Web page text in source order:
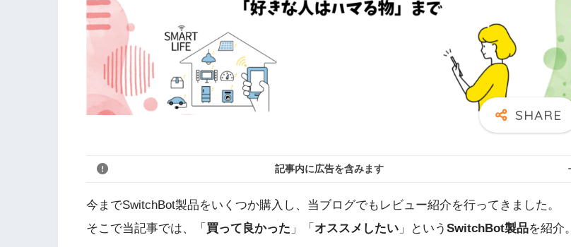
記事内に広告を含みます
今までSwitchBot製品をいくつか購入し、当ブログでもレビュー紹介を行ってきました。
そこで当記事では、「 買って良かった 」「 オススメしたい 」という SwitchBot製品を紹介。